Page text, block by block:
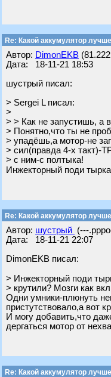
Re: Какой аккумулятор
Автор: DimonEKB
Дата: 18-11-21 18:53
шустрый писал:
> Sergei L писал:
>
> > Как не запустишь, а
> Понятно,что ты не
> упадёшь,а мотор-не
> сил(правда 4-х такт)-
> с ним-с полтыка!
Инжекторный поди
Re: Какой аккумулятор
Автор: шустрый (---
Дата: 18-11-21 22:07
DimonEKB писал:
> Инжекторный поди
> крутили? Мозги как
Одни умники-плюнуть
пристутствовало,а вот
И могу добавить,что
дергаться мотор от
Re: Какой аккумулятор